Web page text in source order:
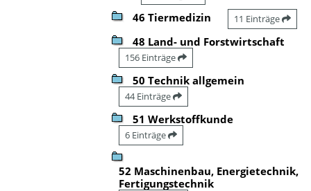
46 Tiermedizin 11 Einträge
48 Land- und Forstwirtschaft
156 Einträge
50 Technik allgemein
44 Einträge
51 Werkstoffkunde
6 Einträge
52 Maschinenbau, Energietechnik,
Fertigungstechnik